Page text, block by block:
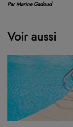
Par Marine Gadoud
Voir aussi